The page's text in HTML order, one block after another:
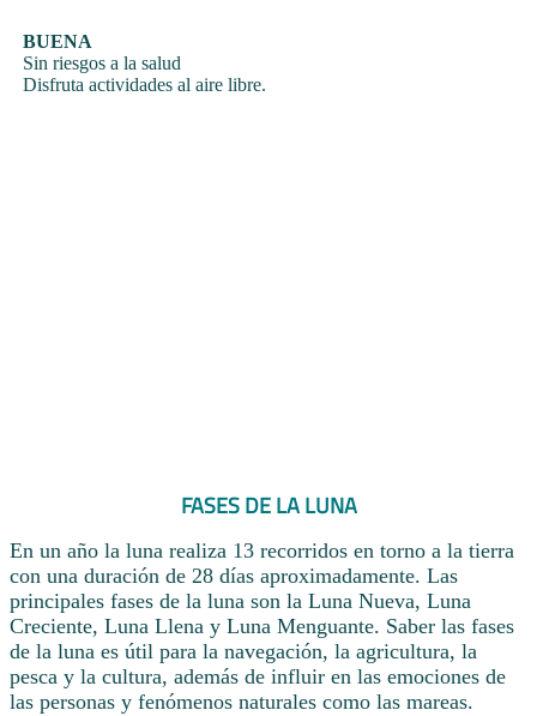
BUENA
Sin riesgos a la salud
Disfruta actividades al aire libre.
FASES DE LA LUNA
En un año la luna realiza 13 recorridos en torno a la tierra
con una duración de 28 días aproximadamente. Las
principales fases de la luna son la Luna Nueva, Luna
Creciente, Luna Llena y Luna Menguante. Saber las fases
de la luna es útil para la navegación, la agricultura, la
pesca y la cultura, además de influir en las emociones de
las personas y fenómenos naturales como las mareas.